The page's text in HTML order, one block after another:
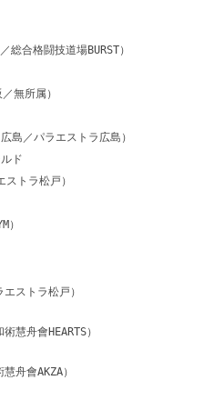
格闘技道場BURST）
無所属）
パラエストラ広島）
ド
トラ松戸）
トラ松戸）
舟會HEARTS）
會AKZA）